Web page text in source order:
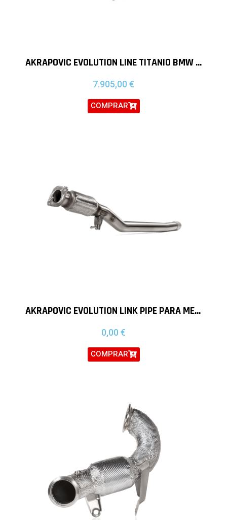
AKRAPOVIC EVOLUTION LINE TITANIO BMW M2 COMPETITION
7.905,00 €
COMPRAR
AKRAPOVIC EVOLUTION LINK PIPE PARA MERCEDES AMG A35
0,00 €
COMPRAR